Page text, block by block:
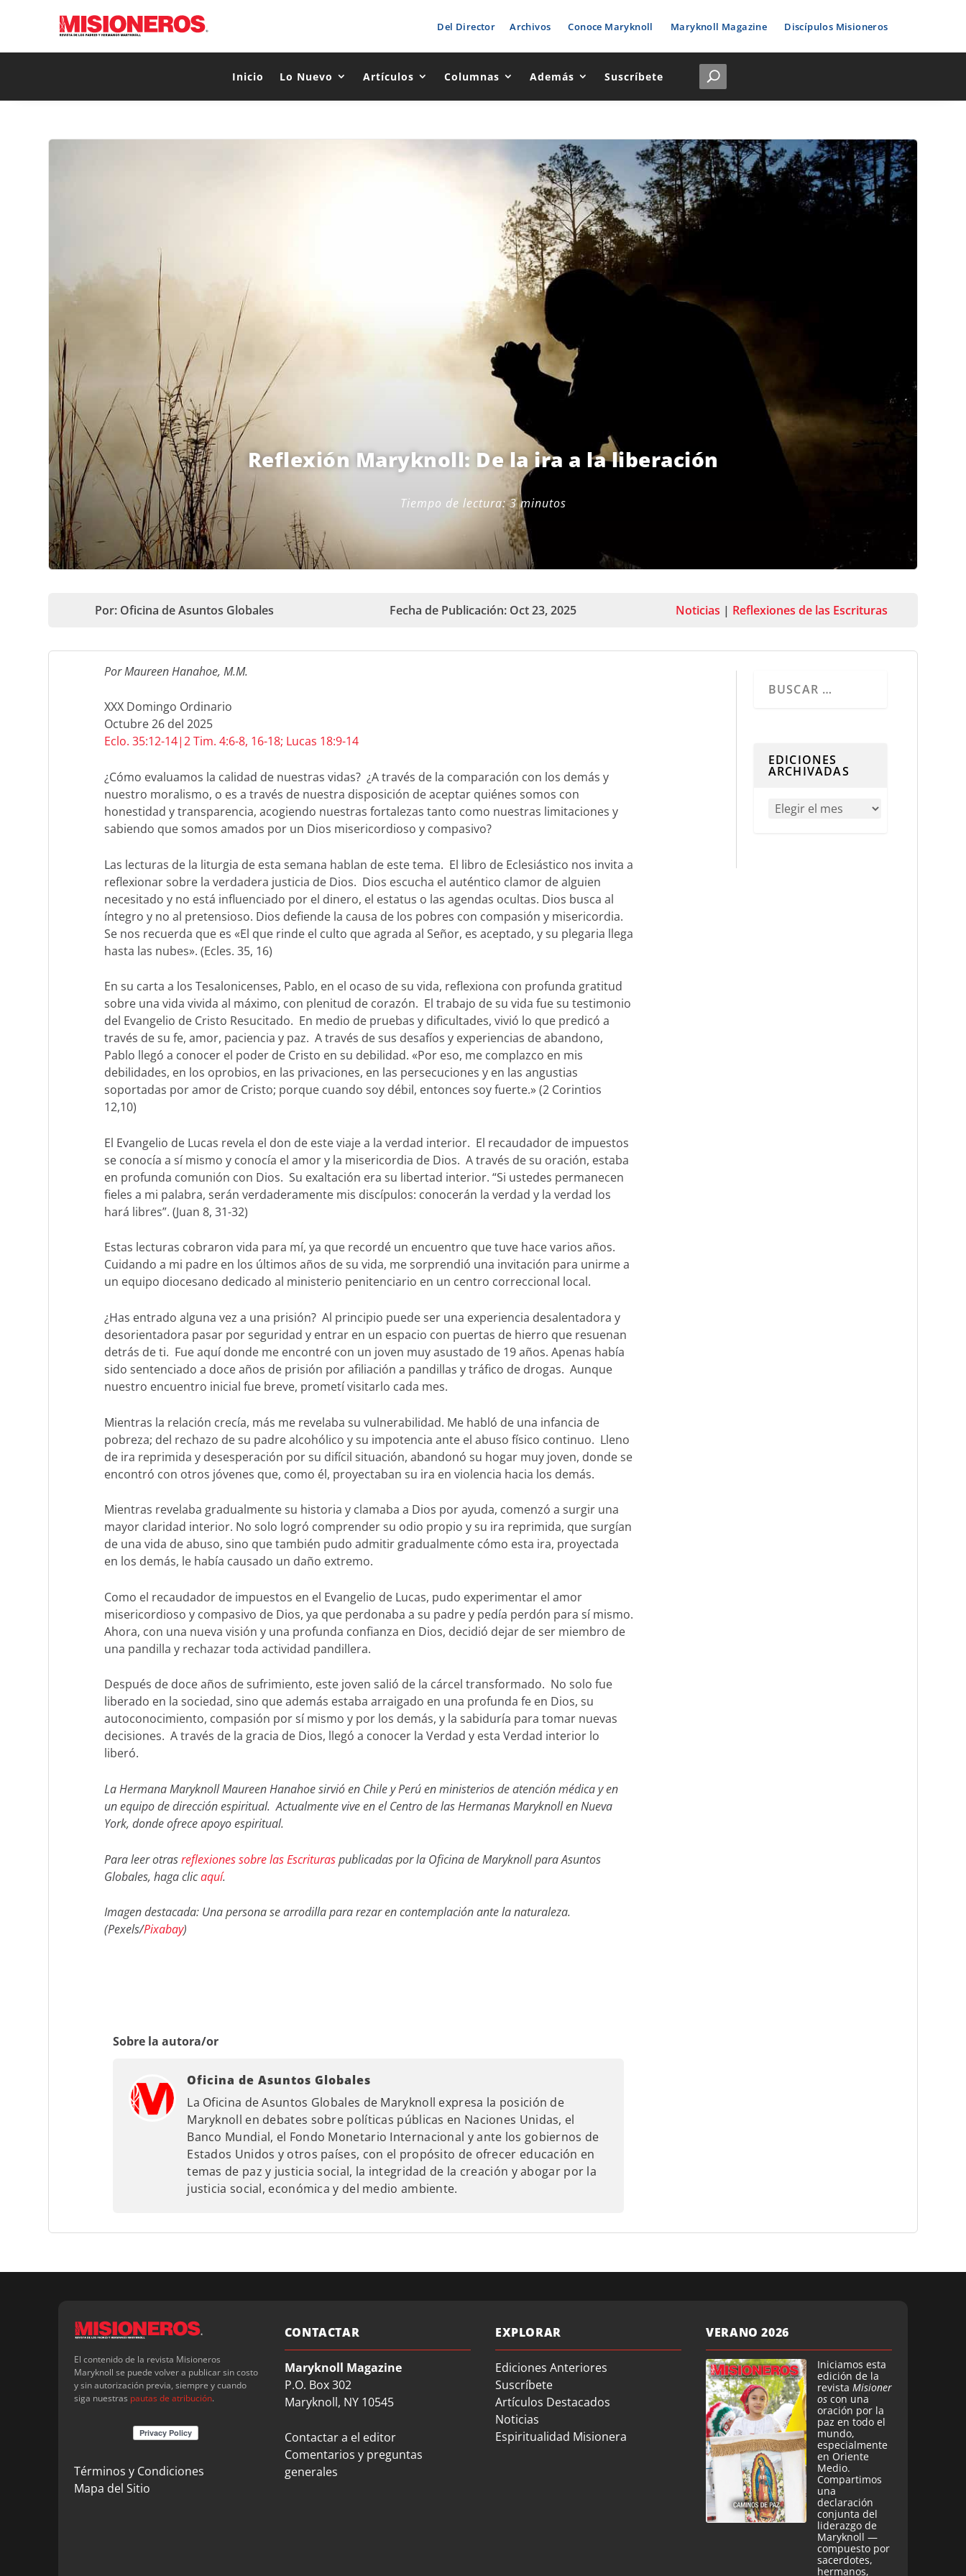
Del Director Archivos Conoce Maryknoll Maryknoll Magazine Discípulos Misioneros
Inicio Lo Nuevo Artículos Columnas Además Suscríbete
Reflexión Maryknoll: De la ira a la liberación
Tiempo de lectura: 3 minutos
Por: Oficina de Asuntos Globales Fecha de Publicación: Oct 23, 2025 Noticias | Reflexiones de las Escrituras
Por Maureen Hanahoe, M.M.
XXX Domingo Ordinario
Octubre 26 del 2025
Eclo. 35:12-14|2 Tim. 4:6-8, 16-18; Lucas 18:9-14
¿Cómo evaluamos la calidad de nuestras vidas? ¿A través de la comparación con los demás y
nuestro moralismo, o es a través de nuestra disposición de aceptar quiénes somos con
honestidad y transparencia, acogiendo nuestras fortalezas tanto como nuestras limitaciones y
sabiendo que somos amados por un Dios misericordioso y compasivo?
Las lecturas de la liturgia de esta semana hablan de este tema. El libro de Eclesiástico nos invita a
reflexionar sobre la verdadera justicia de Dios. Dios escucha el auténtico clamor de alguien
necesitado y no está influenciado por el dinero, el estatus o las agendas ocultas. Dios busca al
íntegro y no al pretensioso. Dios defiende la causa de los pobres con compasión y misericordia.
Se nos recuerda que es «El que rinde el culto que agrada al Señor, es aceptado, y su plegaria llega
hasta las nubes». (Ecles. 35, 16)
En su carta a los Tesalonicenses, Pablo, en el ocaso de su vida, reflexiona con profunda gratitud
sobre una vida vivida al máximo, con plenitud de corazón. El trabajo de su vida fue su testimonio
del Evangelio de Cristo Resucitado. En medio de pruebas y dificultades, vivió lo que predicó a
través de su fe, amor, paciencia y paz. A través de sus desafíos y experiencias de abandono,
Pablo llegó a conocer el poder de Cristo en su debilidad. «Por eso, me complazco en mis
debilidades, en los oprobios, en las privaciones, en las persecuciones y en las angustias
soportadas por amor de Cristo; porque cuando soy débil, entonces soy fuerte.» (2 Corintios
12,10)
El Evangelio de Lucas revela el don de este viaje a la verdad interior. El recaudador de impuestos
se conocía a sí mismo y conocía el amor y la misericordia de Dios. A través de su oración, estaba
en profunda comunión con Dios. Su exaltación era su libertad interior. “Si ustedes permanecen
fieles a mi palabra, serán verdaderamente mis discípulos: conocerán la verdad y la verdad los
hará libres”. (Juan 8, 31-32)
Estas lecturas cobraron vida para mí, ya que recordé un encuentro que tuve hace varios años.
Cuidando a mi padre en los últimos años de su vida, me sorprendió una invitación para unirme a
un equipo diocesano dedicado al ministerio penitenciario en un centro correccional local.
¿Has entrado alguna vez a una prisión? Al principio puede ser una experiencia desalentadora y
desorientadora pasar por seguridad y entrar en un espacio con puertas de hierro que resuenan
detrás de ti. Fue aquí donde me encontré con un joven muy asustado de 19 años. Apenas había
sido sentenciado a doce años de prisión por afiliación a pandillas y tráfico de drogas. Aunque
nuestro encuentro inicial fue breve, prometí visitarlo cada mes.
Mientras la relación crecía, más me revelaba su vulnerabilidad. Me habló de una infancia de
pobreza; del rechazo de su padre alcohólico y su impotencia ante el abuso físico continuo. Lleno
de ira reprimida y desesperación por su difícil situación, abandonó su hogar muy joven, donde se
encontró con otros jóvenes que, como él, proyectaban su ira en violencia hacia los demás.
Mientras revelaba gradualmente su historia y clamaba a Dios por ayuda, comenzó a surgir una
mayor claridad interior. No solo logró comprender su odio propio y su ira reprimida, que surgían
de una vida de abuso, sino que también pudo admitir gradualmente cómo esta ira, proyectada
en los demás, le había causado un daño extremo.
Como el recaudador de impuestos en el Evangelio de Lucas, pudo experimentar el amor
misericordioso y compasivo de Dios, ya que perdonaba a su padre y pedía perdón para sí mismo.
Ahora, con una nueva visión y una profunda confianza en Dios, decidió dejar de ser miembro de
una pandilla y rechazar toda actividad pandillera.
Después de doce años de sufrimiento, este joven salió de la cárcel transformado. No solo fue
liberado en la sociedad, sino que además estaba arraigado en una profunda fe en Dios, su
autoconocimiento, compasión por sí mismo y por los demás, y la sabiduría para tomar nuevas
decisiones. A través de la gracia de Dios, llegó a conocer la Verdad y esta Verdad interior lo
liberó.
La Hermana Maryknoll Maureen Hanahoe sirvió en Chile y Perú en ministerios de atención médica y en
un equipo de dirección espiritual. Actualmente vive en el Centro de las Hermanas Maryknoll en Nueva
York, donde ofrece apoyo espiritual.
Para leer otrasreflexiones sobre las Escrituraspublicadas por la Oficina de Maryknoll para Asuntos
Globales, haga clicaquí.
Imagen destacada: Una persona se arrodilla para rezar en contemplación ante la naturaleza.
(Pexels/Pixabay)
Sobre la autora/or
Oficina de Asuntos Globales
La Oficina de Asuntos Globales de Maryknoll expresa la posición de
Maryknoll en debates sobre políticas públicas en Naciones Unidas, el
Banco Mundial, el Fondo Monetario Internacional y ante los gobiernos de
Estados Unidos y otros países, con el propósito de ofrecer educación en
temas de paz y justicia social, la integridad de la creación y abogar por la
justicia social, económica y del medio ambiente.
EDICIONES
ARCHIVADAS
El contenido de la revista Misioneros
Maryknoll se puede volver a publicar sin costo
y sin autorización previa, siempre y cuando
siga nuestras pautas de atribución.
Términos y Condiciones
Mapa del Sitio
CONTACTAR
Maryknoll Magazine
P.O. Box 302
Maryknoll, NY 10545
Contactar a el editor
Comentarios y preguntas
generales
EXPLORAR
Ediciones Anteriores
Suscríbete
Artículos Destacados
Noticias
Espiritualidad Misionera
VERANO 2026
Iniciamos esta
edición de la
revista Misioner
os con una
oración por la
paz en todo el
mundo,
especialmente
en Oriente
Medio.
Compartimos
una
declaración
conjunta del
liderazgo de
Maryknoll —
compuesto por
sacerdotes,
hermanos,